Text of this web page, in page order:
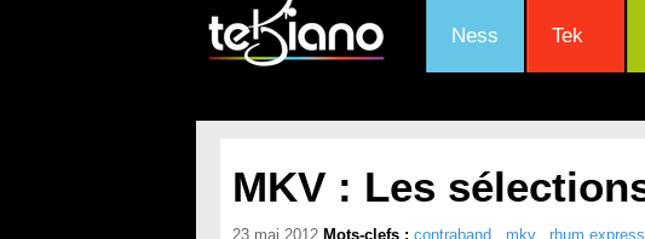
Ness Tek
MKV : Les
23 mai 2012 Mots-clefs : contraband, mkv, rhum express